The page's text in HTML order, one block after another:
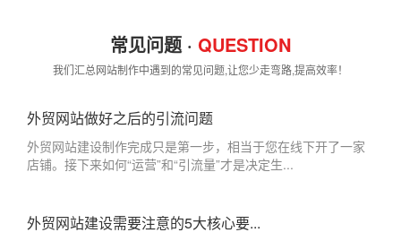
常见问题 · QUESTION
我们汇总网站制作中遇到的常见问题,让您少走弯路,提高效率！
外贸网站做好之后的引流问题
外贸网站建设制作完成只是第一步，相当于您在线下开了一家
店铺。接下来如何“运营”和“引流量”才是决定生...
外贸网站建设需要注意的5大核心要...